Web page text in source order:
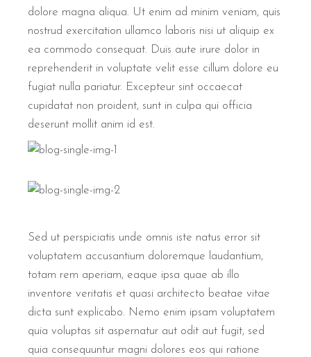
dolore magna aliqua. Ut enim ad minim veniam, quis
nostrud exercitation ullamco laboris nisi ut aliquip ex
ea commodo consequat. Duis aute irure dolor in
reprehenderit in voluptate velit esse cillum dolore eu
fugiat nulla pariatur. Excepteur sint occaecat
cupidatat non proident, sunt in culpa qui officia
deserunt mollit anim id est.
Sed ut perspiciatis unde omnis iste natus error sit
voluptatem accusantium doloremque laudantium,
totam rem aperiam, eaque ipsa quae ab illo
inventore veritatis et quasi architecto beatae vitae
dicta sunt explicabo. Nemo enim ipsam voluptatem
quia voluptas sit aspernatur aut odit aut fugit, sed
quia consequuntur magni dolores eos qui ratione